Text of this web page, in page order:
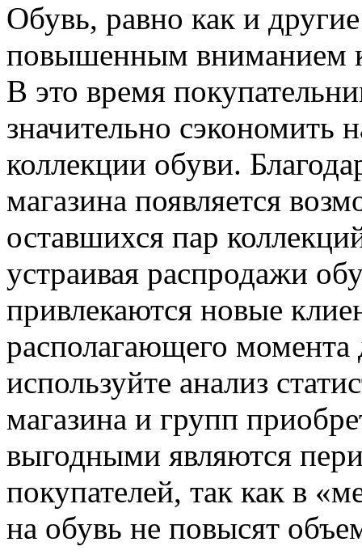
Обувь, равно как и
повышенным вниманием
В это время
значительно сэкономить
коллекции обуви.
магазина появляется
оставшихся пар
устраивая распродажи
привлекаются новые
располагающего момента
используйте анализ
магазина и групп
выгодными являются
покупателей, так как в
на обувь не повысят